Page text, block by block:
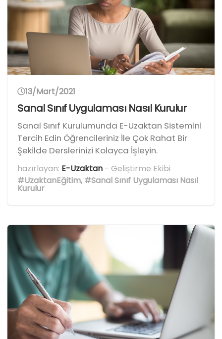
13/Mart/2021
Sanal Sınıf Uygulaması Nasıl Kurulur
Sanal Sınıf Kurulumunda E-Uzaktan Sistemini
Tercih Edin Öğrencileriniz İle Çok Rahat Bir
Şekilde Derslerinizi Kolayca İşleyin.
hazırlayan: E-Uzaktan - Geliştirme Ekibi
#UzaktanEğitim,#Sanal Sınıf Uygulaması Nasıl
Kurulur